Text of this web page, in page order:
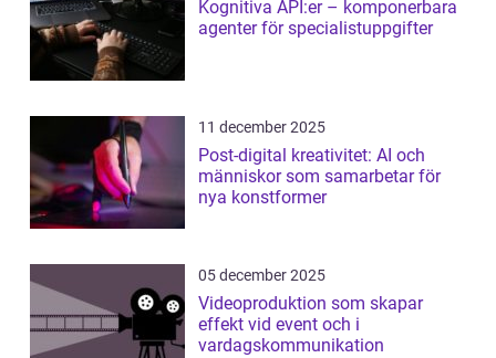
Kognitiva API:er – komponerbara
agenter för specialistuppgifter
11 december 2025
Post-digital kreativitet: AI och
människor som samarbetar för
nya konstformer
05 december 2025
Videoproduktion som skapar
effekt vid event och i
vardagskommunikation